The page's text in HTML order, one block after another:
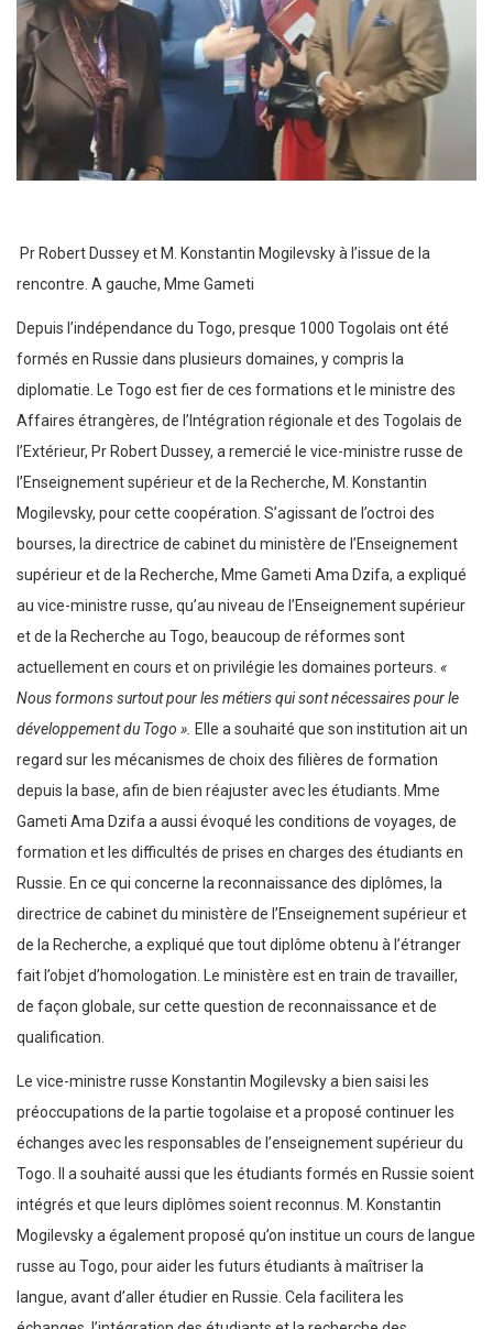
Pr Robert Dussey et M. Konstantin Mogilevsky à l’issue de la
rencontre. A gauche, Mme Gameti
Depuis l’indépendance du Togo, presque 1000 Togolais ont été
formés en Russie dans plusieurs domaines, y compris la
diplomatie. Le Togo est fier de ces formations et le ministre des
Affaires étrangères, de l’Intégration régionale et des Togolais de
l’Extérieur, Pr Robert Dussey, a remercié le vice-ministre russe de
l’Enseignement supérieur et de la Recherche, M. Konstantin
Mogilevsky, pour cette coopération. S’agissant de l’octroi des
bourses, la directrice de cabinet du ministère de l’Enseignement
supérieur et de la Recherche, Mme Gameti Ama Dzifa, a expliqué
au vice-ministre russe, qu’au niveau de l’Enseignement supérieur
et de la Recherche au Togo, beaucoup de réformes sont
actuellement en cours et on privilégie les domaines porteurs. «
Nous formons surtout pour les métiers qui sont nécessaires pour le
développement du Togo ». Elle a souhaité que son institution ait un
regard sur les mécanismes de choix des filières de formation
depuis la base, afin de bien réajuster avec les étudiants. Mme
Gameti Ama Dzifa a aussi évoqué les conditions de voyages, de
formation et les difficultés de prises en charges des étudiants en
Russie. En ce qui concerne la reconnaissance des diplômes, la
directrice de cabinet du ministère de l’Enseignement supérieur et
de la Recherche, a expliqué que tout diplôme obtenu à l’étranger
fait l’objet d’homologation. Le ministère est en train de travailler,
de façon globale, sur cette question de reconnaissance et de
qualification.
Le vice-ministre russe Konstantin Mogilevsky a bien saisi les
préoccupations de la partie togolaise et a proposé continuer les
échanges avec les responsables de l’enseignement supérieur du
Togo. Il a souhaité aussi que les étudiants formés en Russie soient
intégrés et que leurs diplômes soient reconnus. M. Konstantin
Mogilevsky a également proposé qu’on institue un cours de langue
russe au Togo, pour aider les futurs étudiants à maîtriser la
langue, avant d’aller étudier en Russie. Cela facilitera les